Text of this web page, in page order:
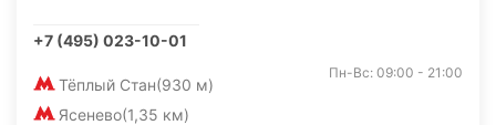
+7 (495) 023-10-01
Тёплый Стан(930 м)
Ясенево(1,35 км)
Пн-Вс: 09:00 - 21:00